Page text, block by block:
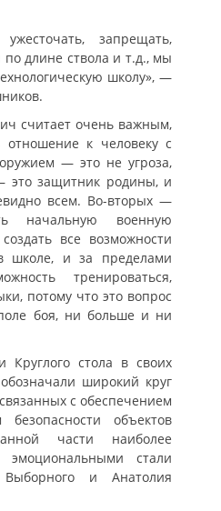
запрещать,
длине ствола и т.д., мы
школу», —
считает очень важным,
отношение к человеку с
— это не угроза,
это защитник родины, и
всем. Во-вторых —
начальную военную
все возможности
школе, и за пределами
тренироваться,
потому что это вопрос
боя, ни больше и ни
Круглого стола в своих
широкий круг
с обеспечением
объектов
части наиболее
эмоциональными стали
и Анатолия